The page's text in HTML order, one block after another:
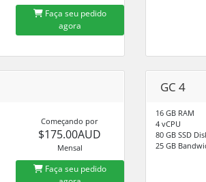
Faça seu pedido
agora
Começando por
$175.00AUD
Mensal
Faça seu pedido
GC 4
16 GB RAM
4 vCPU
80 GB SSD
25 GB